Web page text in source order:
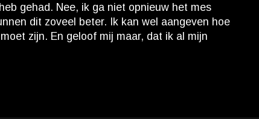
gehad. Nee, ik ga niet opnieuw het mes
dit zoveel beter. Ik kan wel aangeven hoe
zijn. En geloof mij maar, dat ik al mijn